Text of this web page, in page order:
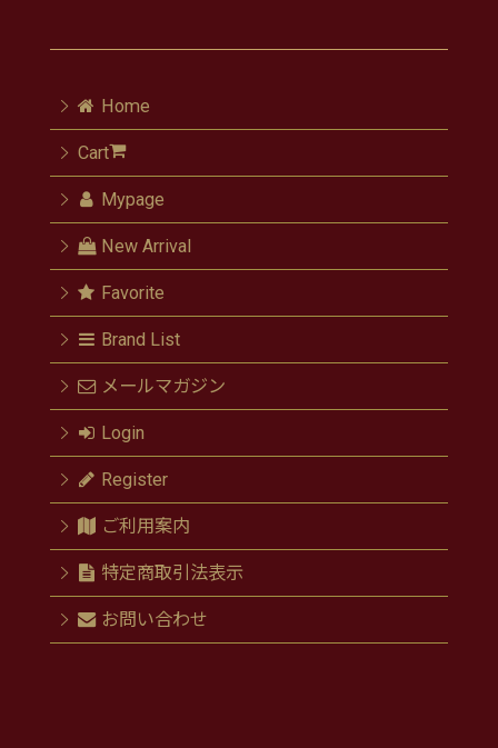
Home
Cart
Mypage
New Arrival
Favorite
Brand List
メールマガジン
Login
Register
ご利用案内
特定商取引法表示
お問い合わせ